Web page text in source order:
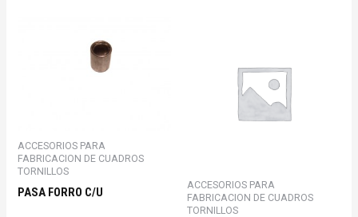
ACCESORIOS PARA
FABRICACION DE CUADROS
TORNILLOS
PASA FORRO C/U
ACCESORIOS PARA
FABRICACION DE CUADROS
TORNILLOS